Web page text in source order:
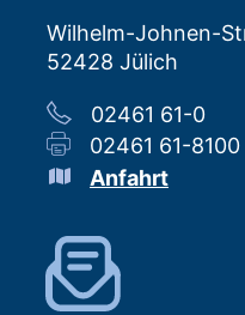
Wilhelm-Johnen-
52428 Jülich
02461 61-0
02461 61-8100
Anfahrt